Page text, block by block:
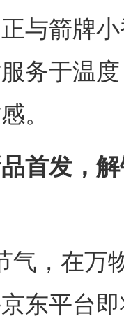
与箭牌
务于温
。
首发，
，在万
东平台